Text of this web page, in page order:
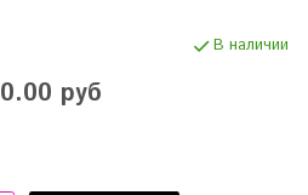
В наличии
руб